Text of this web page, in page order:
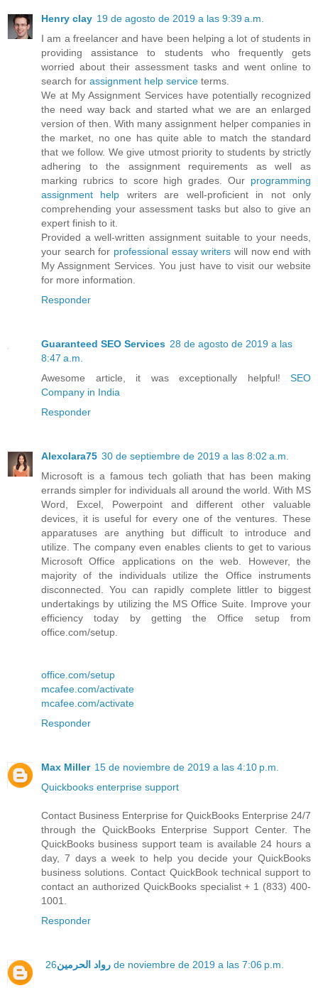
Henry clay 19 de agosto de 2019 a las 9:39 a.m.
I am a freelancer and have been helping a lot of students in
providing assistance to students who frequently gets
worried about their assessment tasks and went online to
search for assignment help service terms.
We at My Assignment Services have potentially recognized
the need way back and started what we are an enlarged
version of then. With many assignment helper companies in
the market, no one has quite able to match the standard
that we follow. We give utmost priority to students by strictly
adhering to the assignment requirements as well as
marking rubrics to score high grades. Our programming
assignment help writers are well-proficient in not only
comprehending your assessment tasks but also to give an
expert finish to it.
Provided a well-written assignment suitable to your needs,
your search for professional essay writers will now end with
My Assignment Services. You just have to visit our website
for more information.
Responder
Guaranteed SEO Services 28 de agosto de 2019 a las
8:47 a.m.
Awesome article, it was exceptionally helpful! SEO
Company in India
Responder
Alexclara75 30 de septiembre de 2019 a las 8:02 a.m.
Microsoft is a famous tech goliath that has been making
errands simpler for individuals all around the world. With MS
Word, Excel, Powerpoint and different other valuable
devices, it is useful for every one of the ventures. These
apparatuses are anything but difficult to introduce and
utilize. The company even enables clients to get to various
Microsoft Office applications on the web. However, the
majority of the individuals utilize the Office instruments
disconnected. You can rapidly complete littler to biggest
undertakings by utilizing the MS Office Suite. Improve your
efficiency today by getting the Office setup from
office.com/setup.
office.com/setup
mcafee.com/activate
mcafee.com/activate
Responder
Max Miller 15 de noviembre de 2019 a las 4:10 p.m.
Quickbooks enterprise support
Contact Business Enterprise for QuickBooks Enterprise 24/7
through the QuickBooks Enterprise Support Center. The
QuickBooks business support team is available 24 hours a
day, 7 days a week to help you decide your QuickBooks
business solutions. Contact QuickBook technical support to
contact an authorized QuickBooks specialist + 1 (833) 400-
1001.
Responder
رواد الحرمين 26 de noviembre de 2019 a las 7:06 p.m.